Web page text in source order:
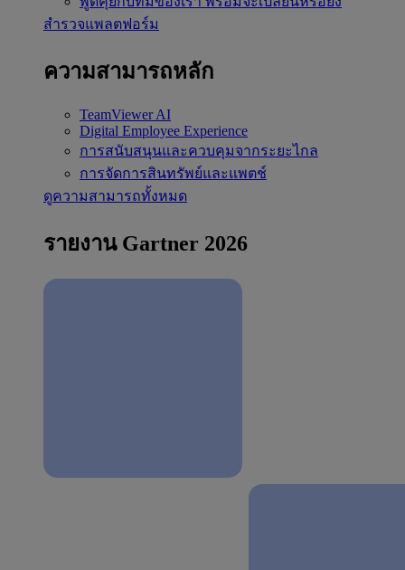
สำรวจแพลตฟอร์ม
ความสามารถหลัก
TeamViewer AI
Digital Employee Experience
การสนับสนุนและควบคุมจากระยะไกล
การจัดการสินทรัพย์และแพตช์
ดูความสามารถทั้งหมด
รายงาน Gartner 2026